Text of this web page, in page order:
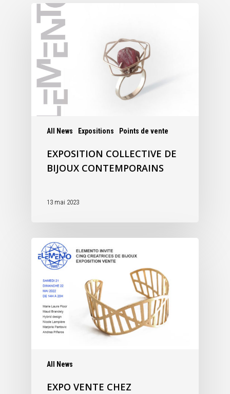
All News Expositions Points de vente
EXPOSITION COLLECTIVE DE
BIJOUX CONTEMPORAINS
13 mai 2023
All News
EXPO VENTE CHEZ